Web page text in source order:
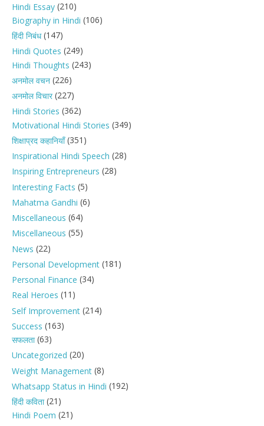
Hindi Essay (210)
Biography in Hindi (106)
हिंदी निबंध(147)
Hindi Quotes (249)
Hindi Thoughts (243)
अनमोल वचन (226)
अनमोल विचार(227)
Hindi Stories (362)
Motivational Hindi Stories (349)
शिक्षाप्रद कहानियाँ(351)
Inspirational Hindi Speech (28)
Inspiring Entrepreneurs (28)
Interesting Facts (5)
Mahatma Gandhi (6)
Miscellaneous (64)
Miscellaneous (55)
News (22)
Personal Development (181)
Personal Finance (34)
Real Heroes (11)
Self Improvement (214)
Success (163)
सफलता(63)
Uncategorized (20)
Weight Management (8)
Whatsapp Status in Hindi (192)
हिंदी कविता(21)
Hindi Poem (21)